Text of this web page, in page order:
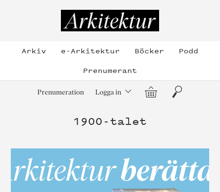
Arkiv e-Arkitektur Böcker
Podd
Prenumerant
Prenumeration Logga in Varukorg
Sök
1900-talet